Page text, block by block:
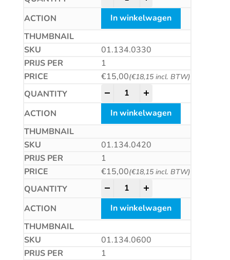
In winkelwagen
01.134.0330
1
€15,00(€18,15incl. BTW)
HM plaatwerkboor,
In winkelwagen
01.134.0420
1
€15,00(€18,15incl. BTW)
HM plaatwerkboor,
In winkelwagen
01.134.0600
1